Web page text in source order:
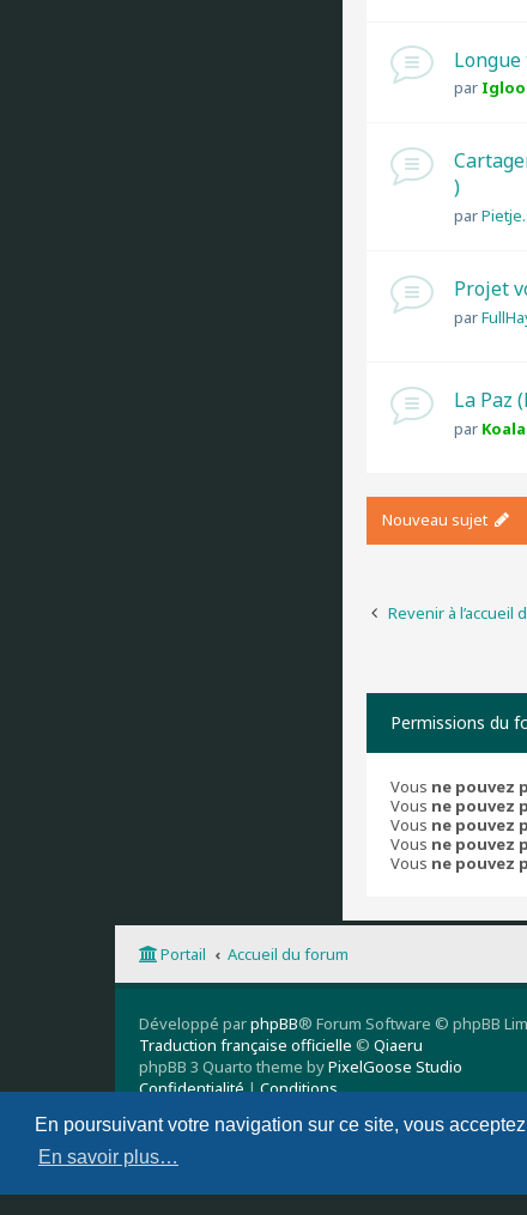
En poursuivant votre navigation sur ce site, vous
En savoir plus…
par Igloo
)
par
Projet
par
La Paz
par Koala
Nouveau sujet
Revenir à l’accueil
Permissions du
Vous ne pouvez
Vous ne pouvez
Vous ne pouvez
Vous ne pouvez
Vous ne pouvez
Portail Accueil du forum
Développé parphpBB® Forum Software © phpBB
Traduction française officielle © Qiaeru
phpBB 3 Quarto theme byPixelGoose Studio
Confidentialité|Conditions
Supprimer les cookies